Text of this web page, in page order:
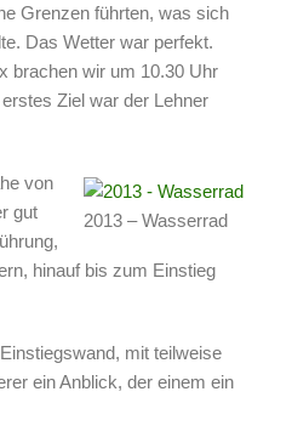
Grenzen führten, was sich
Das Wetter war perfekt.
brachen wir um 10.30 Uhr
Ziel war der Lehner
2013 – Wasserrad
von
gut
hinauf bis zum Einstieg
mit teilweise
ein Anblick, der einem ein